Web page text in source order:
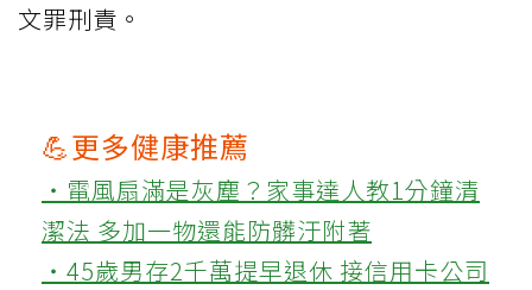
文罪刑責。
💪更多健康推薦
‧電風扇滿是灰塵？家事達人教1分鐘清
潔法 多加一物還能防髒汙附著
‧45歲男存2千萬提早退休 接信用卡公司